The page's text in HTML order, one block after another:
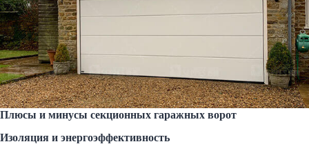
Плюсы и минусы секционных гаражных ворот
Изоляция и энергоэффективность